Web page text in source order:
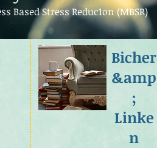
Stress Reduc1on (MBSR)
Bicher
&amp
;
Linke
n